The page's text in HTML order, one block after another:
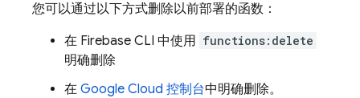
您可以通过以下方式删除以前部署的函数：
在 Firebase CLI 中使用 functions:delete
明确删除
在 Google Cloud 控制台中明确删除。